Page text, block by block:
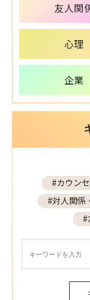
友人関
心理
企業
#カウン
#対人関係
#